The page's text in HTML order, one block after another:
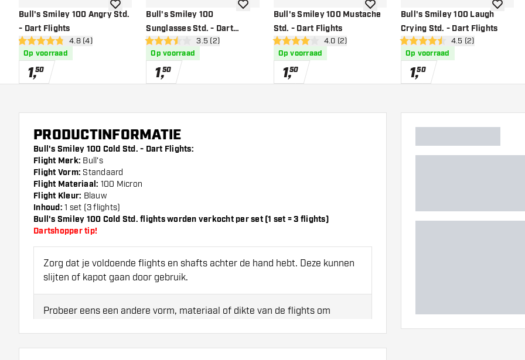
Bull's Smiley 100 Angry Std.
- Dart Flights
open reviews drawer
4.8 score sterren4.8 (4)
Op voorraad
1,50
toevoegen aan verlanglijst
Bull's Smiley 100
Sunglasses Std. - Dart
Flights
open reviews drawer
3.5 score sterren3.5 (2)
Op voorraad
1,50
toevoegen aan verlanglijst
Bull's Smiley 100 Mustache
Std. - Dart Flights
open reviews drawer
4 score sterren4.0 (2)
Op voorraad
1,50
toevoegen aan verlanglijst
Bull's Smiley 100 Laugh
Crying Std. - Dart Flights
open reviews drawer
4.5 score sterren4.5 (2)
Op voorraad
1,50
PRODUCTINFORMATIE
Bull's Smiley 100 Cold Std. - Dart Flights:
Flight Merk: Bull's
Flight Vorm: Standaard
Flight Materiaal: 100 Micron
Flight Kleur: Blauw
Inhoud: 1 set (3 flights)
Bull's Smiley 100 Cold Std. flights worden verkocht per set (1 set = 3 flights)
Dartshopper tip!
Zorg dat je voldoende flights en shafts achter de hand hebt. Deze kunnen
slijten of kapot gaan door gebruik.
Probeer eens een andere vorm, materiaal of dikte van de flights om